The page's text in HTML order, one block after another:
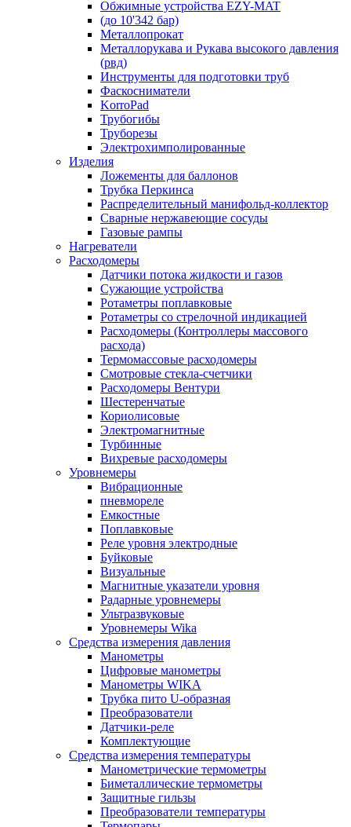
Обжимные устройства EZY-MAT
(до 10'342 бар)
Металлопрокат
Металлорукава и Рукава высокого давления
(рвд)
Инструменты для подготовки труб
Фаскосниматели
KorroPad
Трубогибы
Труборезы
Электрохимполированные
Изделия
Ложементы для баллонов
Трубка Перкинса
Распределительный манифольд-коллектор
Сварные нержавеющие сосуды
Газовые рампы
Нагреватели
Расходомеры
Датчики потока жидкости и газов
Сужающие устройства
Ротаметры поплавковые
Ротаметры со стрелочной индикацией
Расходомеры (Контроллеры массового
расхода)
Термомассовые расходомеры
Смотровые стекла-счетчики
Расходомеры Вентури
Шестеренчатые
Кориолисовые
Электромагнитные
Турбинные
Вихревые расходомеры
Уровнемеры
Вибрационные
пневмореле
Емкостные
Поплавковые
Реле уровня электродные
Буйковые
Визуальные
Магнитные указатели уровня
Радарные уровнемеры
Ультразвуковые
Уровнемеры Wika
Средства измерения давления
Манометры
Цифровые манометры
Манометры WIKA
Трубка пито U-образная
Преобразователи
Датчики-реле
Комплектующие
Средства измерения температуры
Манометрические термометры
Биметаллические термометры
Защитные гильзы
Преобразователи температуры